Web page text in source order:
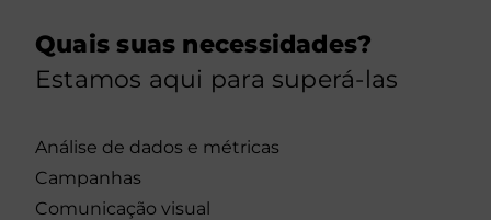
Quais suas necessidades?
Estamos aqui para superá-las
Análise de dados e métricas
Campanhas
Comunicação visual